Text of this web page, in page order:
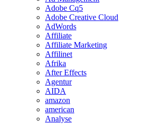
Adobe Cq5
Adobe Creative Cloud
AdWords
Affiliate
Affiliate Marketing
Affilinet
Afrika
After Effects
Agentur
AIDA
amazon
american
Analyse